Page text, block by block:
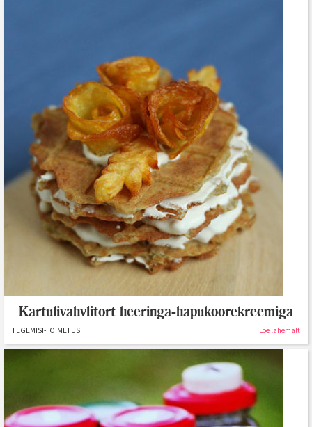
Kartulivahvlitort heeringa-hapukoorekreemiga
TEGEMISI-TOIMETUSI Loe lähemalt